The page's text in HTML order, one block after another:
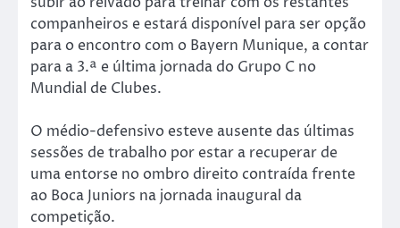
companheiros e estará disponível para ser opção
para o encontro com o Bayern Munique, a contar
para a 3.ª e última jornada do Grupo C no
Mundial de Clubes.
O médio-defensivo esteve ausente das últimas
sessões de trabalho por estar a recuperar de
uma entorse no ombro direito contraída frente
ao Boca Juniors na jornada inaugural da
competição.